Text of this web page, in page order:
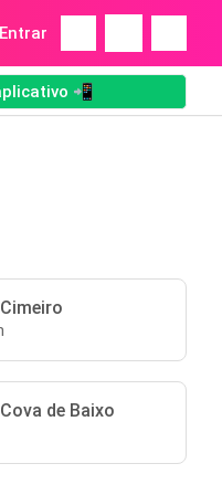
Entrar
📲
de Baixo